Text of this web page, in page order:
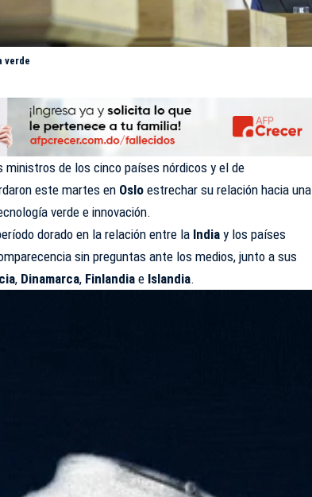
verde
ministros de los cinco países nórdicos y el de
este martes en Oslo estrechar su relación hacia una
verde e innovación.
dorado en la relación entre la India y los países
sin preguntas ante los medios, junto a sus
, Dinamarca, Finlandia e Islandia.